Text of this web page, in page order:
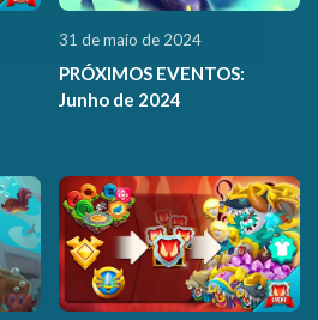
31 de maio de 2024
PRÓXIMOS EVENTOS:
Junho de 2024